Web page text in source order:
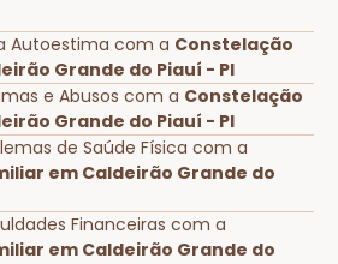
Autoestima com a Constelação
Grande do Piauí - PI
e Abusos com a Constelação
Grande do Piauí - PI
de Saúde Física com a
em Caldeirão Grande do
Financeiras com a
em Caldeirão Grande do